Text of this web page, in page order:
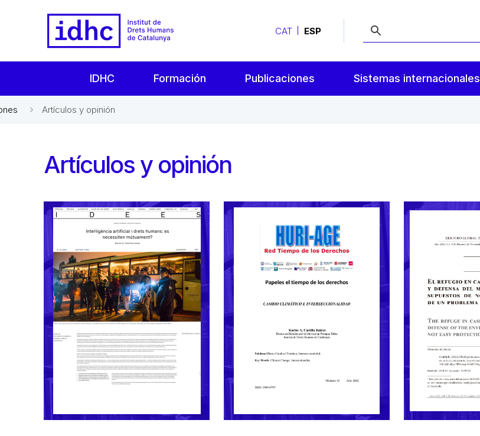
CAT ESP
IDHC Formación Publicaciones Sistemas internacionales
Artículos y opinión
Artículos y opinión